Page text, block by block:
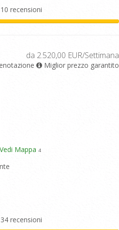
recensioni
da 2.520,00 EUR/Settimana
Miglior prezzo garantito
Vedi Mappa 4
recensioni